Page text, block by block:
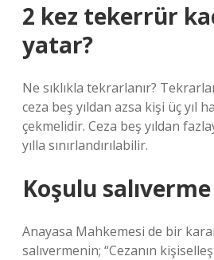
2 kez tekerrür
yatar?
Ne sıklıkla tekrarlanır?
ceza beş yıldan azsa kişi üç yıl
çekmelidir. Ceza beş yıldan
yılla sınırlandırılabilir.
Koşulu
Anayasa Mahkemesi de bir
salıvermenin; “Cezanın